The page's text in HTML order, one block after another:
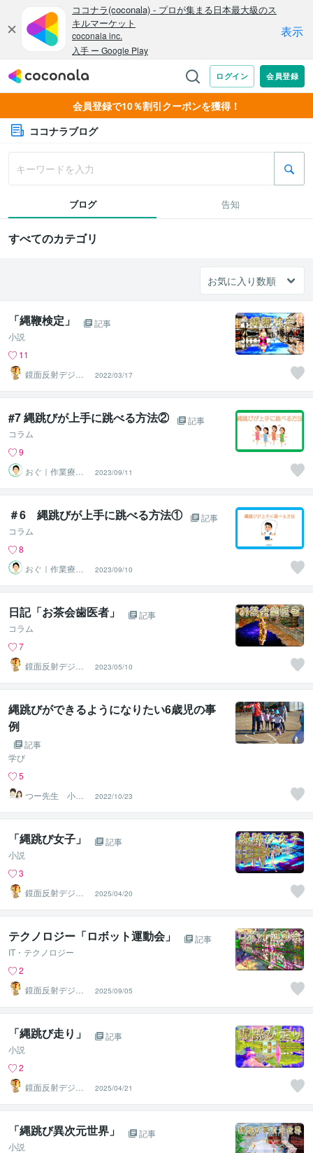
会員登録で10％割引クーポンを獲得！
ココナラブログ
ブログ 告知
すべてのカテゴリ
「縄鞭検定」
記事
小説
11
鏡面反射デジタ
ルアート製作所
（鈴木穣）
2022/03/17
#7 縄跳びが上手に跳べる方法②
記事
コラム
9
おぐ｜作業療法
士の相談室
2023/09/11
＃6 縄跳びが上手に跳べる方法①
記事
コラム
8
おぐ｜作業療法
士の相談室
2023/09/10
日記「お茶会歯医者」
記事
コラム
7
鏡面反射デジタ
ルアート製作所
（鈴木穣）
2023/05/10
縄跳びができるようになりたい6歳児の事
例
記事
学び
5
つー先生 小児
専門作業療法士
2022/10/23
「縄跳び女子」
記事
小説
3
鏡面反射デジタ
ルアート製作所
（鈴木穣）
2025/04/20
テクノロジー「ロボット運動会」
記事
IT・テクノロジー
2
鏡面反射デジタ
ルアート製作所
（鈴木穣）
2025/09/05
「縄跳び走り」
記事
小説
2
鏡面反射デジタ
ルアート製作所
（鈴木穣）
2025/04/21
「縄跳び異次元世界」
記事
小説